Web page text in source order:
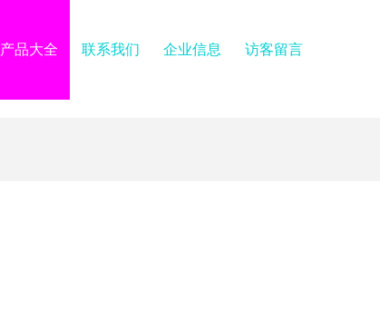
产品大全 联系我们 企业信息 访客留言